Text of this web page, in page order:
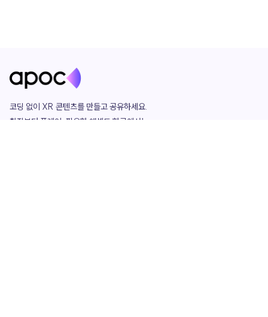
코딩 없이 XR 콘텐츠를 만들고 공유하세요.
창작부터 플레이, 필요한 애셋도 한곳에서!